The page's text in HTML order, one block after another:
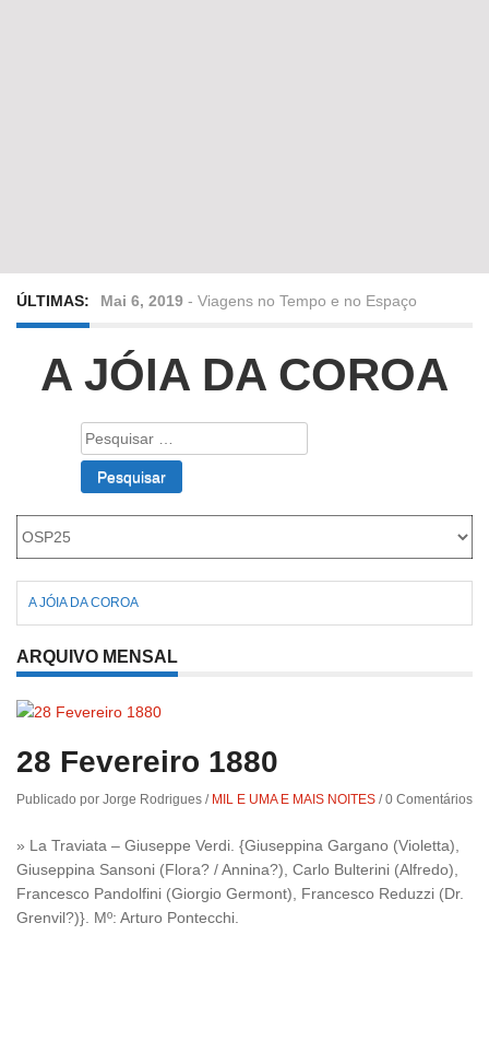
ÚLTIMAS: Mai 6, 2019 - Viagens no Tempo e no Espaço
Abr 24, 2019 -Diz-me a verdade a mentir
Fev 22, 2019
Roriz
A JÓIA DA COROA
Pesquisar
por:
A JÓIA DA COROA
ARQUIVO MENSAL
28 Fevereiro 1880
Publicado por Jorge Rodrigues / MIL E UMA E MAIS NOITES /0 Comentários
» La Traviata – Giuseppe Verdi. {Giuseppina Gargano (Violetta),
Giuseppina Sansoni (Flora? / Annina?), Carlo Bulterini (Alfredo),
Francesco Pandolfini (Giorgio Germont), Francesco Reduzzi (Dr.
Grenvil?)}. Mº: Arturo Pontecchi.